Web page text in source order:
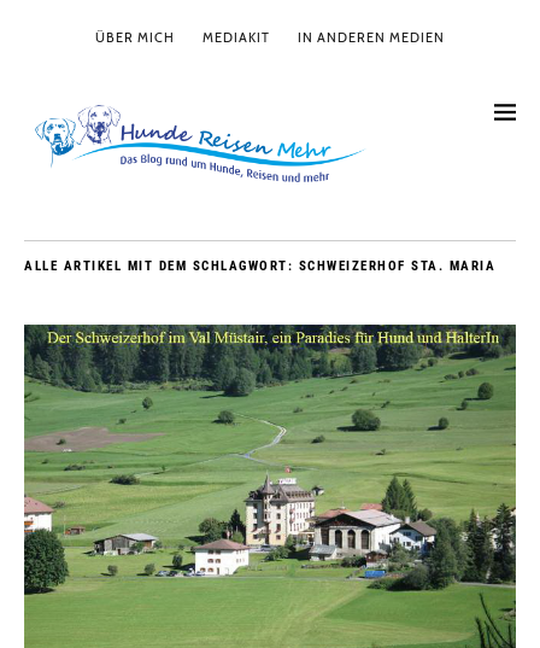
ÜBER MICH MEDIAKIT IN ANDEREN MEDIEN
ALLE ARTIKEL MIT DEM SCHLAGWORT: SCHWEIZERHOF STA. MARIA